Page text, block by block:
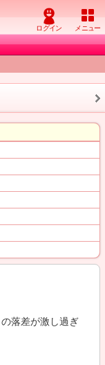
落差が激し過ぎ